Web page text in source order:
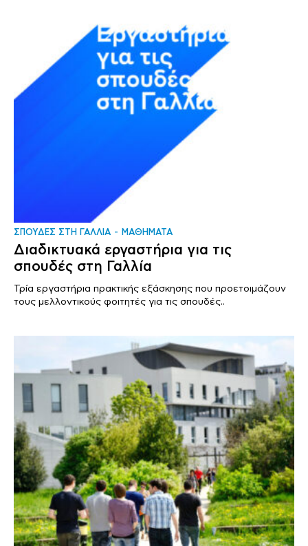
ΣΠΟΥΔΕΣ ΣΤΗ ΓΑΛΛΙΑ ΜΑΘΗΜΑΤΑ
Διαδικτυακά εργαστήρια για τις
σπουδές στη Γαλλία
Τρία εργαστήρια πρακτικής εξάσκησης που προετοιμάζουν
τους μελλοντικούς φοιτητές για τις σπουδές..